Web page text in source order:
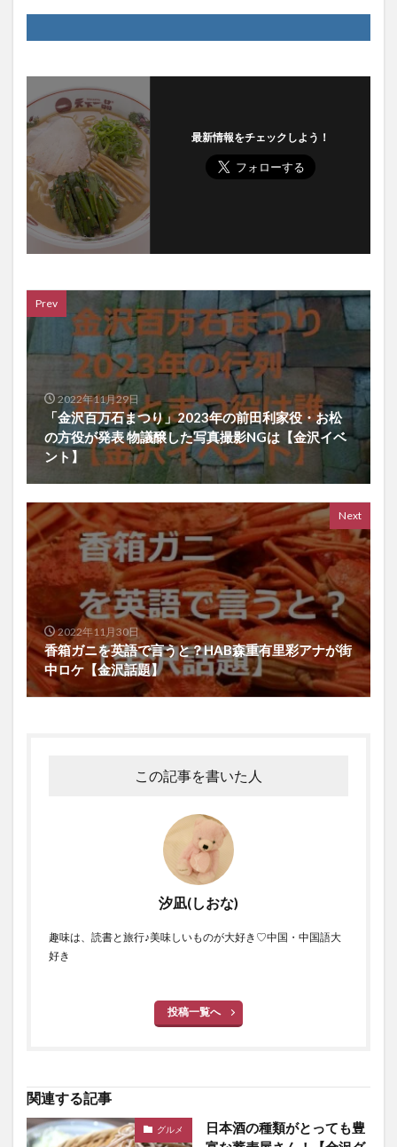
最新情報をチェックしよう！
Prev
2022年11月29日
「金沢百万石まつり」2023年の前田利家役・お松
の方役が発表 物議醸した写真撮影NGは【金沢イベ
ント】
Next
2022年11月30日
香箱ガニを英語で言うと？HAB森重有里彩アナが街
中ロケ【金沢話題】
この記事を書いた人
汐凪(しおな)
趣味は、読書と旅行♪美味しいものが大好き♡中国・中国語大
好き
投稿一覧へ
関連する記事
グルメ
日本酒の種類がとっても豊